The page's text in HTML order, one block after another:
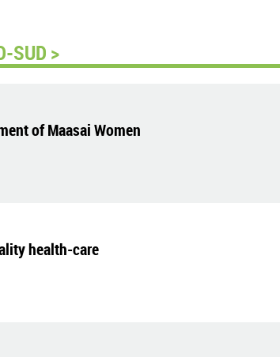
SUD >
of Maasai Women
health-care